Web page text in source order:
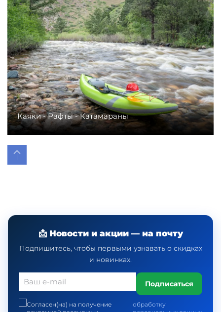
Каяки - Рафты - Катамараны
📩 Новости и акции — на почту
Подпишитесь, чтобы первыми узнавать о скидках
и новинках.
Подписаться
Согласен(на) на получение
обработку